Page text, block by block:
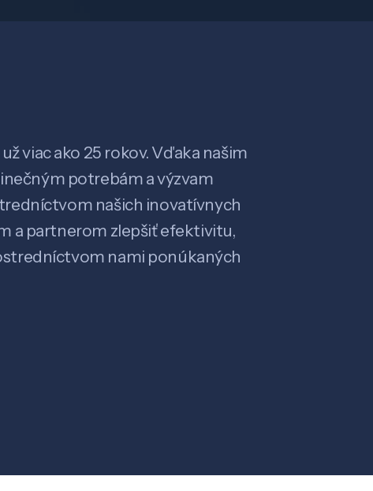
viac ako 25 rokov. Vďaka našim
potrebám a výzvam
našich inovatívnych
a partnerom zlepšiť efektivitu,
nami ponúkaných